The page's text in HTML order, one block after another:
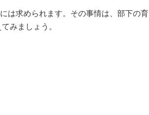
は求められます。その事情は、部下の育
みましょう。